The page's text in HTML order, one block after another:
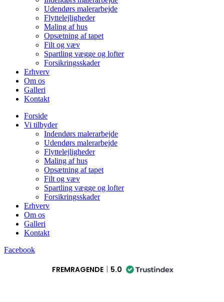
Udendørs malerarbejde
Flyttelejligheder
Maling af hus
Opsætning af tapet
Filt og væv
Spartling vægge og lofter
Forsikringsskader
Erhverv
Om os
Galleri
Kontakt
Forside
Vi tilbyder
Indendørs malerarbejde
Udendørs malerarbejde
Flyttelejligheder
Maling af hus
Opsætning af tapet
Filt og væv
Spartling vægge og lofter
Forsikringsskader
Erhverv
Om os
Galleri
Kontakt
Facebook
FREMRAGENDE 5.0